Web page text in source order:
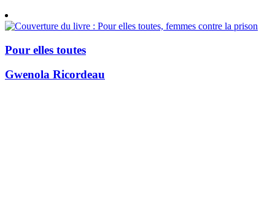
Pour elles toutes
Gwenola Ricordeau